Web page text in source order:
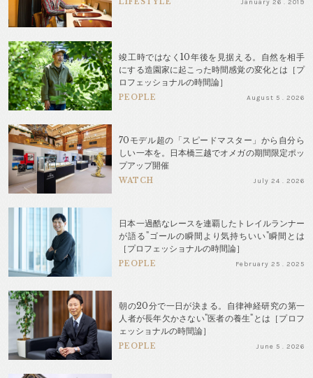
January 26 . 2019
竣工時ではなく10年後を見据える。自然を相手
にする造園家に起こった時間感覚の変化とは［プ
ロフェッショナルの時間論］
PEOPLE August 5 . 2026
70モデル超の「スピードマスター」から自分ら
しい一本を。日本橋三越でオメガの期間限定ポッ
プアップ開催
WATCH July 24 . 2026
日本一過酷なレースを連覇したトレイルランナー
が語る"ゴールの瞬間より気持ちいい"瞬間とは
［プロフェッショナルの時間論］
PEOPLE February 25 . 2025
朝の20分で一日が決まる。自律神経研究の第一
人者が長年欠かさない"医者の養生"とは［プロフ
ェッショナルの時間論］
PEOPLE June 5 . 2026